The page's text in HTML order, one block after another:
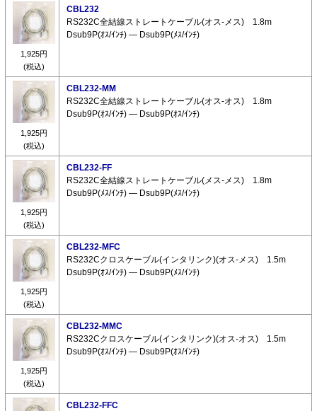
1,925円
(税込)
CBL232
RS232C全結線ストレートケーブル(オス-メス) 1.8m
Dsub9P(ｵｽ/ｲﾝﾁ) ― Dsub9P(ﾒｽ/ｲﾝﾁ)
1,925円
(税込)
CBL232-MM
RS232C全結線ストレートケーブル(オス-オス) 1.8m
Dsub9P(ｵｽ/ｲﾝﾁ) ― Dsub9P(ｵｽ/ｲﾝﾁ)
1,925円
(税込)
CBL232-FF
RS232C全結線ストレートケーブル(メス-メス) 1.8m
Dsub9P(ﾒｽ/ｲﾝﾁ) ― Dsub9P(ﾒｽ/ｲﾝﾁ)
1,925円
(税込)
CBL232-MFC
RS232Cクロスケーブル(インタリンク)(オス-メス) 1.5m
Dsub9P(ｵｽ/ｲﾝﾁ) ― Dsub9P(ﾒｽ/ｲﾝﾁ)
1,925円
(税込)
CBL232-MMC
RS232Cクロスケーブル(インタリンク)(オス-オス) 1.5m
Dsub9P(ｵｽ/ｲﾝﾁ) ― Dsub9P(ｵｽ/ｲﾝﾁ)
CBL232-FFC